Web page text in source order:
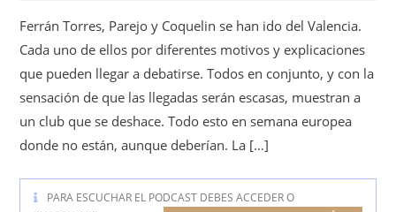
Ferrán Torres, Parejo y Coquelin se han ido del Valencia.
Cada uno de ellos por diferentes motivos y explicaciones
que pueden llegar a debatirse. Todos en conjunto, y con la
sensación de que las llegadas serán escasas, muestran a
un club que se deshace. Todo esto en semana europea
donde no están, aunque deberían. La […]
PARA ESCUCHAR EL PODCAST DEBES ACCEDER O